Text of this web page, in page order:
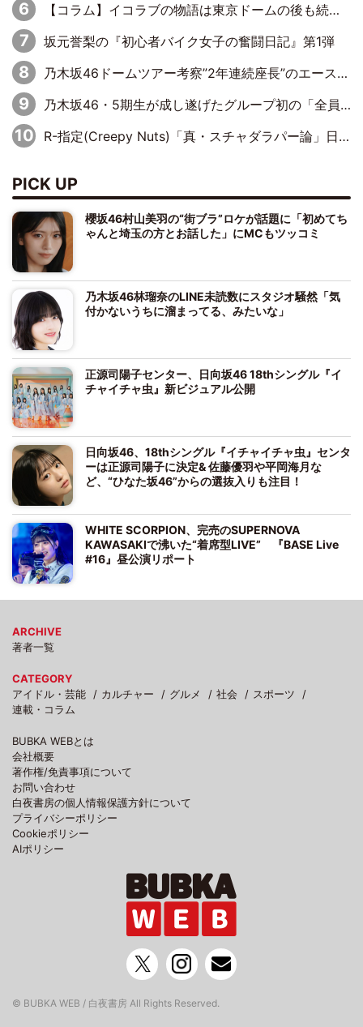
【コラム】イコラブの物語は東京ドームの後も続くのか
坂元誉梨の『初心者バイク女子の奮闘日記』第1弾
乃木坂46ドームツアー考察”2年連続座長”のエース・井上和の涙から感じた「乃木坂46らしさ」とは？
乃木坂46・5期生が成し遂げたグループ初の「全員センター」という快挙！「最終兵器」岡本姫奈が受け取った最後のバトン
R-指定(Creepy Nuts)「真・スチャダラパー論」日本語ラップ創成期に与えたショッキング・ダイナマイト
PICK UP
櫻坂46村山美羽の“街ブラ”ロケが話題に「初めてち
ゃんと埼玉の方とお話した」にMCもツッコミ
乃木坂46林瑠奈のLINE未読数にスタジオ騒然「気
付かないうちに溜まってる、みたいな」
正源司陽子センター、日向坂46 18thシングル『イ
チャイチャ虫』新ビジュアル公開
日向坂46、18thシングル『イチャイチャ虫』センタ
ーは正源司陽子に決定& 佐藤優羽や平岡海月な
ど、“ひなた坂46”からの選抜入りも注目！
WHITE SCORPION、完売のSUPERNOVA
KAWASAKIで沸いた“着席型LIVE” 『BASE Live
#16』昼公演リポート
ARCHIVE
著者一覧
CATEGORY
アイドル・芸能
カルチャー グルメ 社会
スポーツ
連載・コラム
BUBKA WEBとは
会社概要
著作権/免責事項について
お問い合わせ
白夜書房の個人情報保護方針について
プライバシーポリシー
Cookieポリシー
AIポリシー
© BUBKA WEB / 白夜書房 All Rights Reserved.